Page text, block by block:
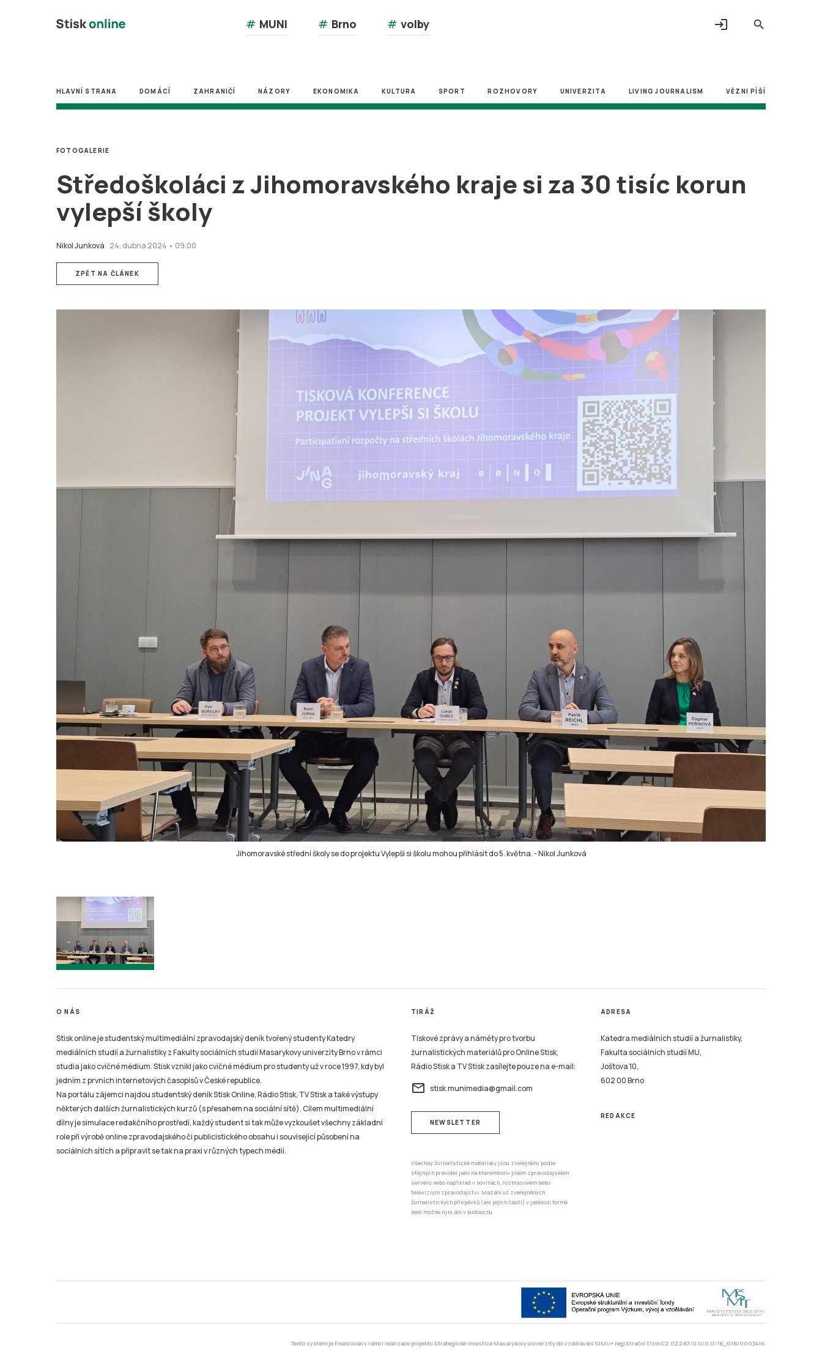
search
# MUNI # Brno # volby login
HLAVNÍ STRANA DOMÁCÍ ZAHRANIČÍ NÁZORY EKONOMIKA KULTURA SPORT ROZHOVORY UNIVERZITA LIVING JOURNALISM VĚZNI PÍŠÍ
Středoškoláci z Jihomoravského kraje si za 30 tisíc korun
vylepší školy
Nikol Junková 24. dubna 2024 • 09:00
FOTOGALERIE
ZPĚT NA ČLÁNEK
Jihomoravské střední školy se do projektu Vylepši si školu mohou přihlásit do 5. května.-Nikol Junková
O NÁS
Stisk online je studentský multimediální zpravodajský deník tvořený studenty Katedry
mediálních studií a žurnalistiky z Fakulty sociálních studií Masarykovy univerzity Brno v rámci
studia jako cvičné médium. Stisk vznikl jako cvičné médium pro studenty už v roce 1997, kdy byl
jedním z prvních internetových časopisů v České republice.
Na portálu zájemci najdou studentský deník Stisk Online, Rádio Stisk, TV Stisk a také výstupy
některých dalších žurnalistických kurzů (s přesahem na sociální sítě). Cílem multimediální
dílny je simulace redakčního prostředí, každý student si tak může vyzkoušet všechny základní
role při výrobě online zpravodajského či publicistického obsahu i související působení na
sociálních sítích a připravit se tak na praxi v různých typech médií.
TIRÁŽ
Tiskové zprávy a náměty pro tvorbu
žurnalistických materiálů pro Online Stisk,
Rádio Stisk a TV Stisk zasílejte pouze na e-mail:
email stisk.munimedia@gmail.com
NEWSLETTER
Všechny žurnalistické materiály jsou zveřejněny podle
stejných pravidel jako na kterémkoliv jiném zpravodajském
serveru nebo například v novinách, rozhlasovém nebo
televizním zpravodajství. Mazání už zveřejněných
žurnalistických příspěvků (ani jejich částí) v jakékoli formě
není možné nyní ani v budoucnu.
ADRESA
Katedra mediálních studií a žurnalistiky,
Fakulta sociálních studií MU,
Joštova 10,
602 00 Brno
REDAKCE
Tento systém je financován v rámci realizace projektu Strategické investice Masarykovy univerzity do vzdělávání SIMU+ registrační číslo CZ.02.2.67/0.0/0.0/16_016/0002416.